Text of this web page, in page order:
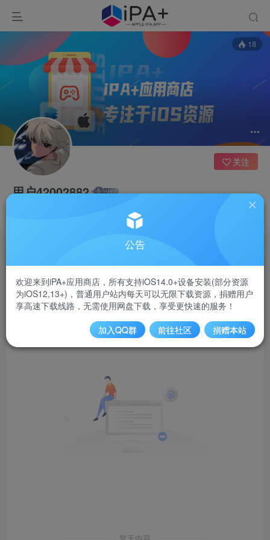
18
用户42002882
关注
文章0 收藏0 评论0 反馈1 粉丝0
文章 0 反馈 0 商品 0 排序
公告
欢迎来到iPA+应用商店，所有支持iOS14.0+设备安装(部分资源
为iOS12,13+)，普通用户站内每天可以无限下载资源，捐赠用户
享高速下载线路，无需使用网盘下载，享受更快速的服务！
加入QQ群 前往社区 捐赠本站